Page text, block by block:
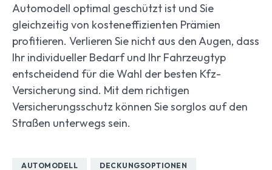
Automodell optimal geschützt ist und Sie
gleichzeitig von kosteneffizienten Prämien
profitieren. Verlieren Sie nicht aus den Augen, dass
Ihr individueller Bedarf und Ihr Fahrzeugtyp
entscheidend für die Wahl der besten Kfz-
Versicherung sind. Mit dem richtigen
Versicherungsschutz können Sie sorglos auf den
Straßen unterwegs sein.
AUTOMODELL DECKUNGSOPTIONEN